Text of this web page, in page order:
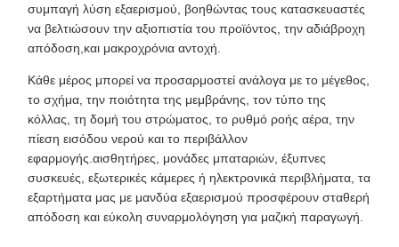
συμπαγή λύση εξαερισμού, βοηθώντας τους κατασκευαστές
να βελτιώσουν την αξιοπιστία του προϊόντος, την αδιάβροχη
απόδοση,και μακροχρόνια αντοχή.
Κάθε μέρος μπορεί να προσαρμοστεί ανάλογα με το μέγεθος,
το σχήμα, την ποιότητα της μεμβράνης, τον τύπο της
κόλλας, τη δομή του στρώματος, το ρυθμό ροής αέρα, την
πίεση εισόδου νερού και το περιβάλλον
εφαρμογής.αισθητήρες, μονάδες μπαταριών, έξυπνες
συσκευές, εξωτερικές κάμερες ή ηλεκτρονικά περιβλήματα, τα
εξαρτήματα μας με μανδύα εξαερισμού προσφέρουν σταθερή
απόδοση και εύκολη συναρμολόγηση για μαζική παραγωγή.